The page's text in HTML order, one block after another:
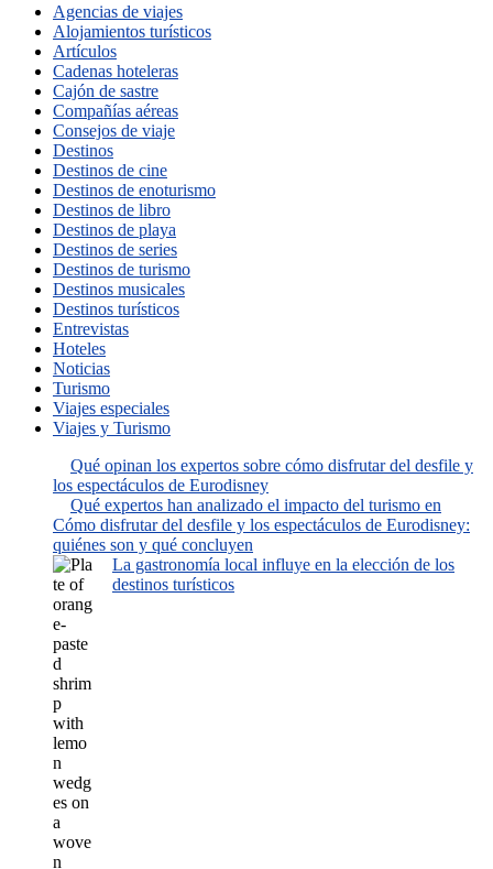
Agencias de viajes
Alojamientos turísticos
Artículos
Cadenas hoteleras
Cajón de sastre
Compañías aéreas
Consejos de viaje
Destinos
Destinos de cine
Destinos de enoturismo
Destinos de libro
Destinos de playa
Destinos de series
Destinos de turismo
Destinos musicales
Destinos turísticos
Entrevistas
Hoteles
Noticias
Turismo
Viajes especiales
Viajes y Turismo
Qué opinan los expertos sobre cómo disfrutar del desfile y
los espectáculos de Eurodisney
Qué expertos han analizado el impacto del turismo en
Cómo disfrutar del desfile y los espectáculos de Eurodisney:
quiénes son y qué concluyen
La gastronomía local influye en la elección de los
destinos turísticos